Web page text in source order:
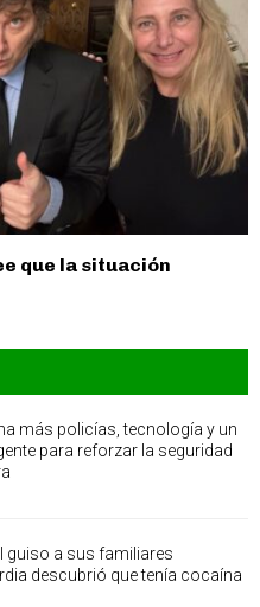
que la situación
más policías, tecnología y un
para reforzar la seguridad
guiso a sus familiares
descubrió que tenía cocaína